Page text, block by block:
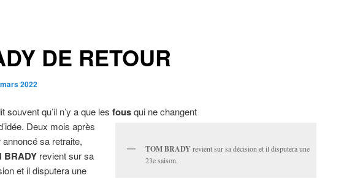
DE RETOUR
2022
souvent qu’il n’y a que lesfousqui ne changent
TOM BRADY revient sur sa décision et il disputera une
23e saison.
Deux mois après
annoncé sa retraite,
BRADY revient sur sa
et il disputera une